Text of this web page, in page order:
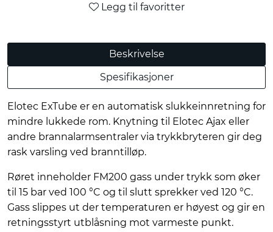
Legg til favoritter
Beskrivelse
Spesifikasjoner
Elotec ExTube er en automatisk slukkeinnretning for
mindre lukkede rom. Knytning til Elotec Ajax eller
andre brannalarmsentraler via trykkbryteren gir deg
rask varsling ved branntilløp.
Røret inneholder FM200 gass under trykk som øker
til 15 bar ved 100 °C og til slutt sprekker ved 120 °C.
Gass slippes ut der temperaturen er høyest og gir en
retningsstyrt utblåsning mot varmeste punkt.